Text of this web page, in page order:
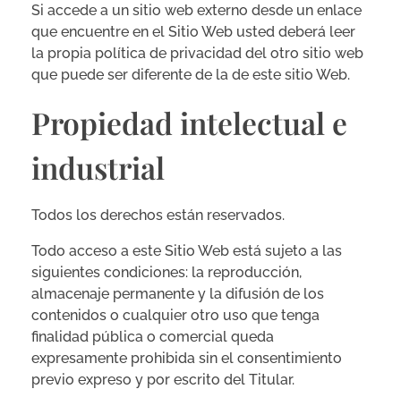
Si accede a un sitio web externo desde un enlace
que encuentre en el Sitio Web usted deberá leer
la propia política de privacidad del otro sitio web
que puede ser diferente de la de este sitio Web.
Propiedad intelectual e
industrial
Todos los derechos están reservados.
Todo acceso a este Sitio Web está sujeto a las
siguientes condiciones: la reproducción,
almacenaje permanente y la difusión de los
contenidos o cualquier otro uso que tenga
finalidad pública o comercial queda
expresamente prohibida sin el consentimiento
previo expreso y por escrito del Titular.